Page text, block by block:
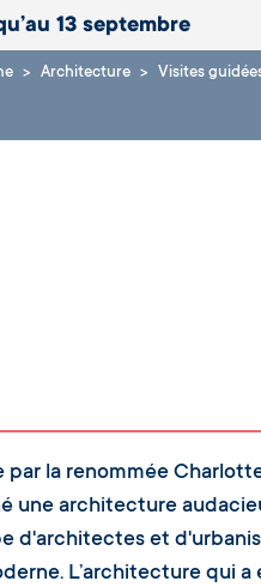
13 septembre
Architecture Visites
la renommée
une architecture
d'architectes et
L’architecture qui